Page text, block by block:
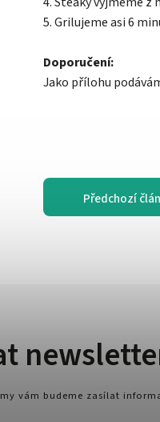
5. Grilujeme asi 6
Doporučení:
Jako přílohu
Předchozí
vám budeme zasílat